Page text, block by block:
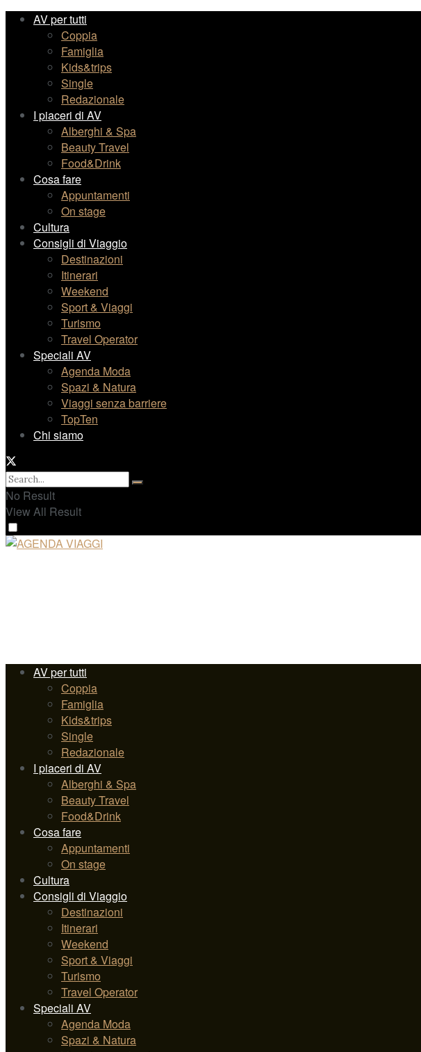
AV per tutti
Coppia
Famiglia
Kids&trips
Single
Redazionale
I piaceri di AV
Alberghi & Spa
Beauty Travel
Food&Drink
Cosa fare
Appuntamenti
On stage
Cultura
Consigli di Viaggio
Destinazioni
Itinerari
Weekend
Sport & Viaggi
Turismo
Travel Operator
Speciali AV
Agenda Moda
Spazi & Natura
Viaggi senza barriere
TopTen
Chi siamo
No Result
View All Result
AV per tutti
Coppia
Famiglia
Kids&trips
Single
Redazionale
I piaceri di AV
Alberghi & Spa
Beauty Travel
Food&Drink
Cosa fare
Appuntamenti
On stage
Cultura
Consigli di Viaggio
Destinazioni
Itinerari
Weekend
Sport & Viaggi
Turismo
Travel Operator
Speciali AV
Agenda Moda
Spazi & Natura